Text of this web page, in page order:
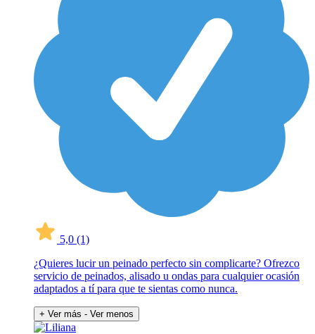
5,0 (1)
¿Quieres lucir un peinado perfecto sin complicarte? Ofrezco
servicio de peinados, alisado u ondas para cualquier ocasión
adaptados a tí para que te sientas como nunca.
+ Ver más - Ver menos